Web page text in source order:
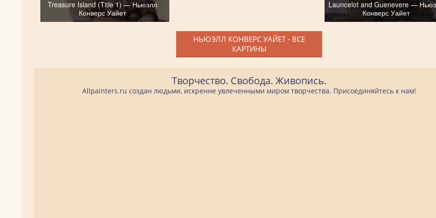
Treasure Island (Title 1) — Ньюэлл
Конверс Уайет
Launcelot and Guenevere —
Конверс Уайет
НЬЮЭЛЛ КОНВЕРС УАЙЕТ - ВСЕ
КАРТИНЫ
Творчество. Свобода. Живопись.
Allpainters.ru создан людьми, искренне увлеченными миром творчества. Присоединяйтесь к нам!